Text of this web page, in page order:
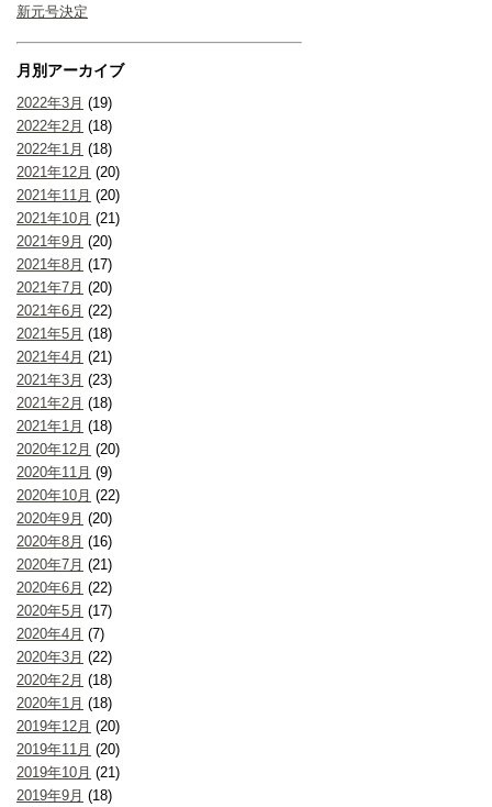
新元号決定
月別アーカイブ
2022年3月 (19)
2022年2月 (18)
2022年1月 (18)
2021年12月 (20)
2021年11月 (20)
2021年10月 (21)
2021年9月 (20)
2021年8月 (17)
2021年7月 (20)
2021年6月 (22)
2021年5月 (18)
2021年4月 (21)
2021年3月 (23)
2021年2月 (18)
2021年1月 (18)
2020年12月 (20)
2020年11月 (9)
2020年10月 (22)
2020年9月 (20)
2020年8月 (16)
2020年7月 (21)
2020年6月 (22)
2020年5月 (17)
2020年4月 (7)
2020年3月 (22)
2020年2月 (18)
2020年1月 (18)
2019年12月 (20)
2019年11月 (20)
2019年10月 (21)
2019年9月 (18)